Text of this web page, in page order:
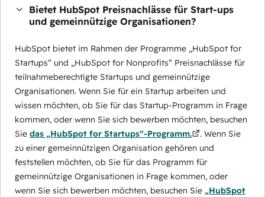
Bietet HubSpot Preisnachlässe für Start-ups
und gemeinnützige Organisationen?
HubSpot bietet im Rahmen der Programme „HubSpot for
Startups“ und „HubSpot for Nonprofits“ Preisnachlässe für
teilnahmeberechtigte Startups und gemeinnützige
Organisationen. Wenn Sie für ein Startup arbeiten und
wissen möchten, ob Sie für das Startup-Programm in Frage
kommen, oder wenn Sie sich bewerben möchten, besuchen
Sie das „HubSpot for Startups“-Programm.
. Wenn Sie
zu einer gemeinnützigen Organisation gehören und
feststellen möchten, ob Sie für das Programm für
gemeinnützige Organisationen in Frage kommen, oder
wenn Sie sich bewerben möchten, besuchen Sie „HubSpot